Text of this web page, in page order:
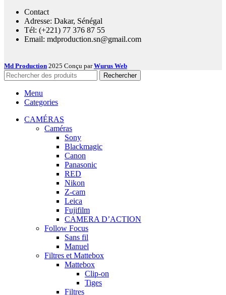
Contact
Adresse: Dakar, Sénégal
Tél: (+221) 77 376 87 55
Email: mdproduction.sn@gmail.com
Md Production 2025 Conçu parWurus Web
Rechercher
Menu
Categories
CAMÉRAS
Caméras
Sony
Blackmagic
Canon
Panasonic
RED
Nikon
Z-cam
Leica
Fujifilm
CAMERA D’ACTION
Follow Focus
Sans fil
Manuel
Filtres et Mattebox
Mattebox
Clip-on
Tiges
Filtres